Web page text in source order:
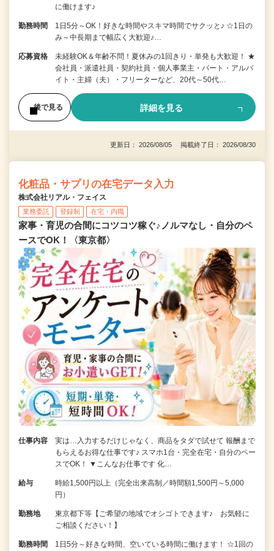
に働けます♪
勤務時間
1日5分～OK！好きな時間やスキマ時間でサクッと♪ ☆1日の
み～中長期まで幅広く大歓迎♪…
応募資格
未経験OK＆年齢不問！夏休みの1回きり・単発も大歓迎！ ★
会社員・派遣社員・契約社員・個人事業主・パート・アルバ
イト・主婦（夫）・フリーターなど、20代～50代…
後で見る 詳細を見る
更新日： 2026/08/05 掲載終了日： 2026/08/30
化粧品・サプリの在宅データ入力
株式会社リアル・フェイス
業務委託 登録制 在宅・内職
家事・育児の合間にコツコツ稼ぐ♪ノルマなし・自分のペ
ースでOK！〈東京都〉
仕事内容
実は…入力するだけじゃなく、商品をタダで試せて 報酬まで
もらえるお得な仕事です♪ スマホ1台・完全在宅・自分のペー
スでOK！ ▼こんなお仕事です 化…
給与
時給1,500円以上（完全出来高制／時間額1,500円～5,000
円）
勤務地
東京都下等【ご希望の地域でオシゴトできます♪ お気軽に
ご相談ください！】
勤務時間
1日5分～好きな時間、空いている時間に働けます！ ☆1回の